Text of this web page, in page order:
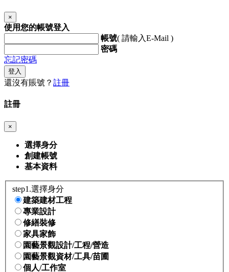
×
使用您的帳號登入
帳號( 請輸入E-Mail )
密碼
忘記密碼
登入
還沒有賬號？ 註冊
註冊
×
選擇身分
創建帳號
基本資料
step1.選擇身分
建築建材工程
專業設計
修繕裝修
家具家飾
園藝景觀設計/工程/營造
園藝景觀資材/工具/苗圃
個人/工作室